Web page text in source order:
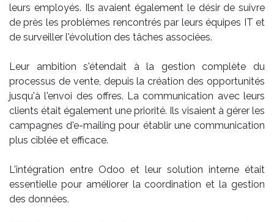
leurs employés. Ils avaient également le désir de suivre
de près les problèmes rencontrés par leurs équipes IT et
de surveiller l'évolution des tâches associées.
Leur ambition s'étendait à la gestion complète du
processus de vente, depuis la création des opportunités
jusqu'à l'envoi des offres. La communication avec leurs
clients était également une priorité. Ils visaient à gérer les
campagnes d'e-mailing pour établir une communication
plus ciblée et efficace.
L'intégration entre Odoo et leur solution interne était
essentielle pour améliorer la coordination et la gestion
des données.